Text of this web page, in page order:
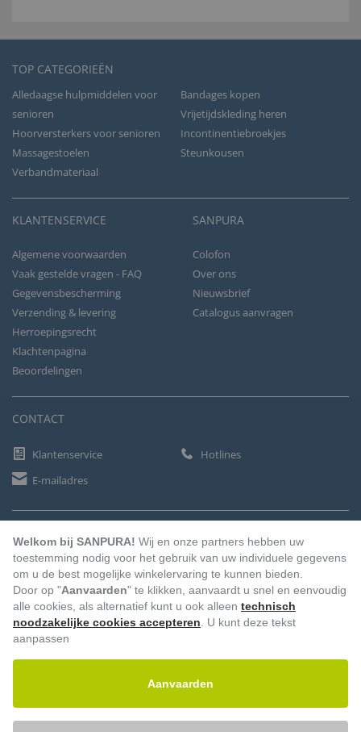
TOP CATEGORIEËN
Alledaagse hulpmiddelen voor
senioren
Bandages kopen
Vrijetijdskleding heren
Hoorversterkers voor senioren
Incontinentiebroekjes
Massagestoelen
Steunkousen
Verbandmateriaal
KLANTENSERVICE
Algemene voorwaarden
Vaak gestelde vragen - FAQ
Gegevensbescherming
Verzending & levering
Herroepingsrecht
Klachtenpagina
Beoordelingen
SANPURA
Colofon
Over ons
Nieuwsbrief
Catalogus aanvragen
CONTACT
Klantenservice
Hotlines
E-mailadres
Vooruitbetaling Factuur Automatische afschrijving
Welkom bij SANPURA! Wij en onze partners hebben uw
toestemming nodig voor het gebruik van uw individuele gegevens
om u de best mogelijke winkelervaring te kunnen bieden.
Door op "Aanvaarden" te klikken, aanvaardt u snel en eenvoudig
alle cookies, als alternatief kunt u ook alleen technisch
noodzakelijke cookies accepteren . U kunt deze tekst
aanpassen
Aanvaarden